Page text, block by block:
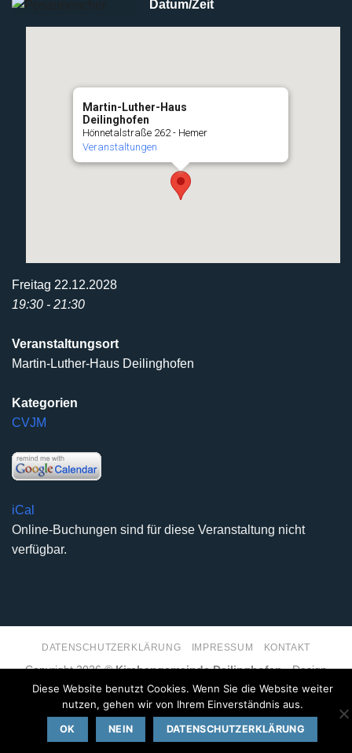
Martin-Luther-Haus
Deilinghofen
Hönnetalstraße 262 - Hemer
Veranstaltungen
Datum/Zeit
Freitag 22.12.2028
19:30 - 21:30
Veranstaltungsort
Martin-Luther-Haus Deilinghofen
Kategorien
CVJM
iCal
Online-Buchungen sind für diese Veranstaltung nicht
verfügbar.
DATENSCHUTZERKLÄRUNG IMPRESSUM KONTAKT
Copyright 2026 ©Kirchengemeinde Deilinghofen- Design
kleinzweidrei Kommunikationsdesign
Diese Website benutzt Cookies. Wenn Sie die Website weiter
nutzen, gehen wir von Ihrem Einverständnis aus.
OK NEIN DATENSCHUTZERKLÄRUNG